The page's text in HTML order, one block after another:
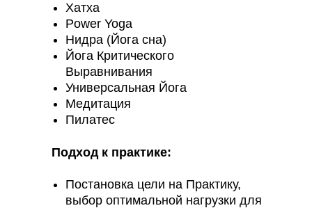
Хатха
Power Yoga
Нидра (Йога сна)
Йога Критического
Выравнивания
Универсальная Йога
Медитация
Пилатес
Подход к практике:
Постановка цели на Практику,
выбор оптимальной нагрузки для